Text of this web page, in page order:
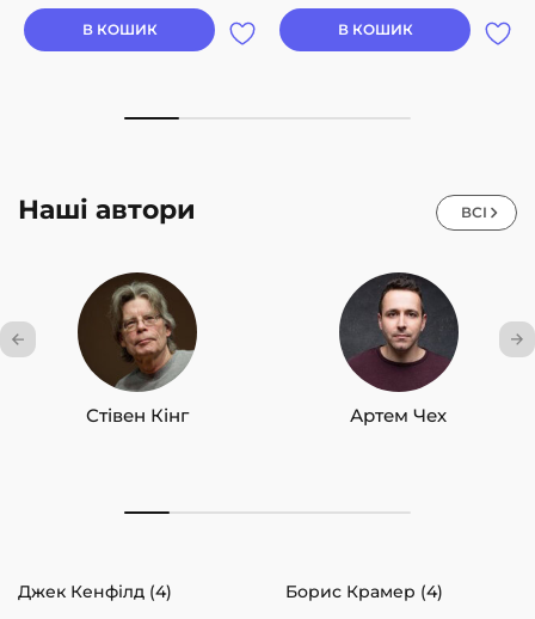
В КОШИК В КОШИК
Наші автори ВСІ
Стівен Кінг Артем Чех
Джек Кенфілд (4)
Борис Крамер (4)